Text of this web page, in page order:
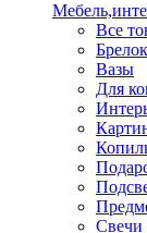
Все
Брелок
Вазы
Для
Свечи